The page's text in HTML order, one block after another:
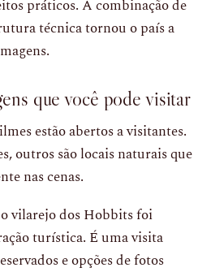
práticos. A combinação de
técnica tornou o país a
que você pode visitar
estão abertos a visitantes.
outros são locais naturais que
nas cenas.
o vilarejo dos Hobbits foi
turística. É uma visita
e opções de fotos